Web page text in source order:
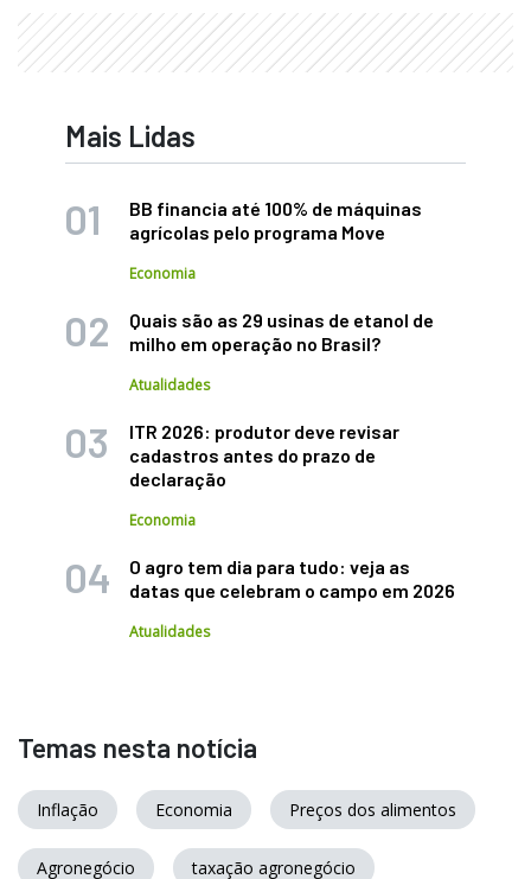
Mais Lidas
BB financia até 100% de máquinas
agrícolas pelo programa Move
Economia
Quais são as 29 usinas de etanol de
milho em operação no Brasil?
Atualidades
ITR 2026: produtor deve revisar
cadastros antes do prazo de
declaração
Economia
O agro tem dia para tudo: veja as
datas que celebram o campo em 2026
Atualidades
Temas nesta notícia
Inflação Economia Preços dos alimentos
Agronegócio taxação agronegócio